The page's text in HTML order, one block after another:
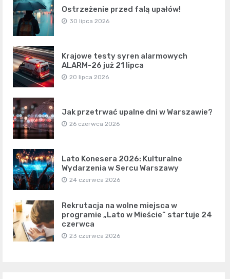
Ostrzeżenie przed falą upałów!
30 lipca 2026
Krajowe testy syren alarmowych
ALARM-26 już 21 lipca
20 lipca 2026
Jak przetrwać upalne dni w Warszawie?
26 czerwca 2026
Lato Konesera 2026: Kulturalne
Wydarzenia w Sercu Warszawy
24 czerwca 2026
Rekrutacja na wolne miejsca w
programie „Lato w Mieście” startuje 24
czerwca
23 czerwca 2026